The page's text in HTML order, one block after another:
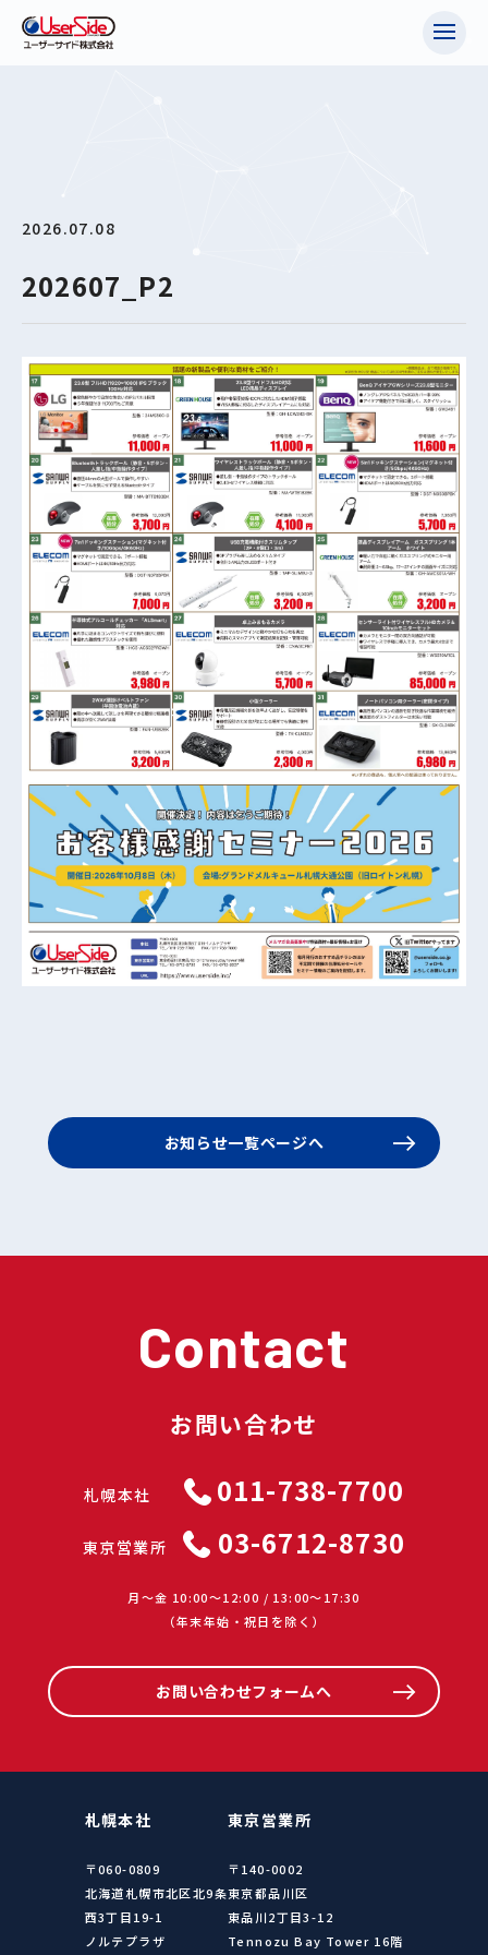
2026.07.08
202607_P2
お知らせ一覧ページへ
Contact
お問い合わせ
札幌本社 011-738-7700
東京営業所 03-6712-8730
月〜金 10:00〜12:00 / 13:00〜17:30
（年末年始・祝日を除く）
お問い合わせフォームへ
札幌本社
〒060-0809
北海道札幌市北区北9条
西3丁目19-1
ノルテプラザ
東京営業所
〒140-0002
東京都品川区
東品川2丁目3-12
Tennozu Bay Tower 16階